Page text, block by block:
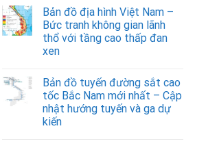
Bản đồ địa hình Việt Nam –
Bức tranh không gian lãnh
thổ với tầng cao thấp đan
xen
Bản đồ tuyến đường sắt cao
tốc Bắc Nam mới nhất – Cập
nhật hướng tuyến và ga dự
kiến